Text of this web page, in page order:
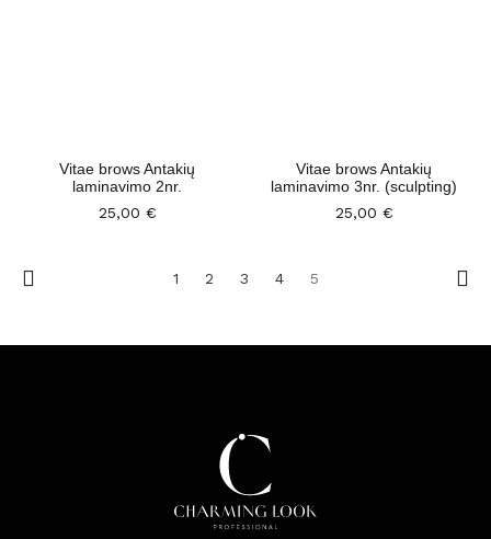
Vitae brows Antakių
laminavimo 2nr.
25,00 €
Vitae brows Antakių
laminavimo 3nr. (sculpting)
25,00 €
1 2 3 4 5